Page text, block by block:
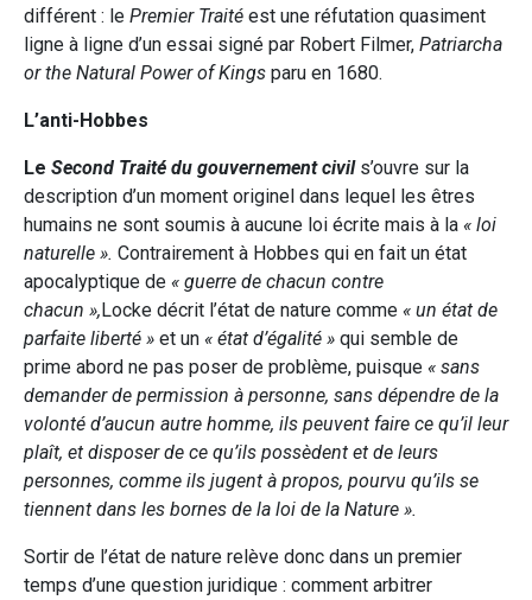
différent : le Premier Traité est une réfutation quasiment
ligne à ligne d’un essai signé par Robert Filmer, Patriarcha
or the Natural Power of Kings paru en 1680.
L’anti-Hobbes
Le Second Traité du gouvernement civils’ouvre sur la
description d’un moment originel dans lequel les êtres
humains ne sont soumis à aucune loi écrite mais à la « loi
naturelle ». Contrairement à Hobbes qui en fait un état
apocalyptique de « guerre de chacun contre
chacun »,Locke décrit l’état de nature comme « un état de
parfaite liberté » et un « état d’égalité » qui semble de
prime abord ne pas poser de problème, puisque « sans
demander de permission à personne, sans dépendre de la
volonté d’aucun autre homme, ils peuvent faire ce qu’il leur
plaît, et disposer de ce qu’ils possèdent et de leurs
personnes, comme ils jugent à propos, pourvu qu’ils se
tiennent dans les bornes de la loi de la Nature ».
Sortir de l’état de nature relève donc dans un premier
temps d’une question juridique : comment arbitrer